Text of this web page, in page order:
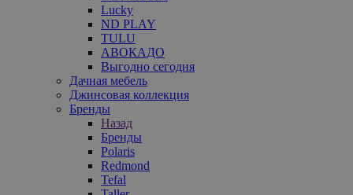
Lucky
ND PLAY
TULU
АВОКАДО
Выгодно сегодня
Дачная мебель
Джинсовая коллекция
Бренды
Назад
Бренды
Polaris
Redmond
Tefal